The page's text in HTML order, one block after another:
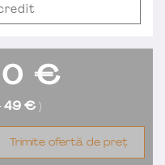
€
49 €)
Trimite ofertă de preț